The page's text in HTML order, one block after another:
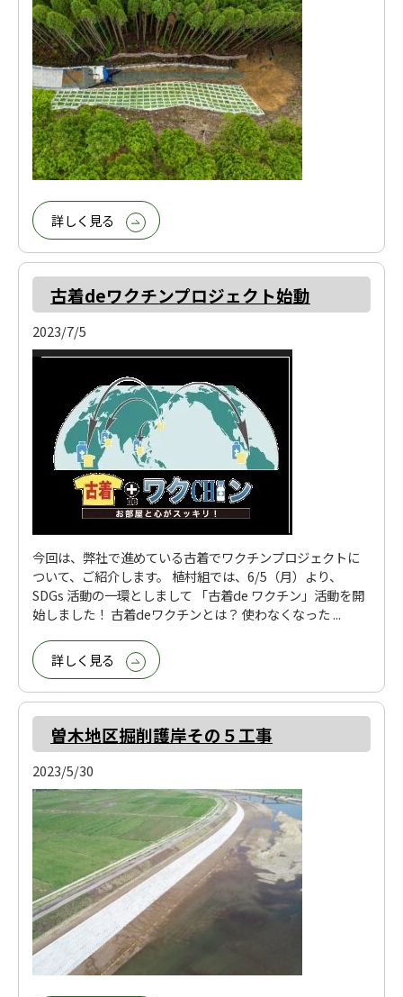
詳しく見る
古着deワクチンプロジェクト始動
2023/7/5
今回は、弊社で進めている古着でワクチンプロジェクトに
ついて、ご紹介します。 植村組では、6/5（月）より、
SDGs 活動の一環としまして 「古着de ワクチン」活動を開
始しました！ 古着deワクチンとは？ 使わなくなった ...
詳しく見る
曽木地区掘削護岸その５工事
2023/5/30